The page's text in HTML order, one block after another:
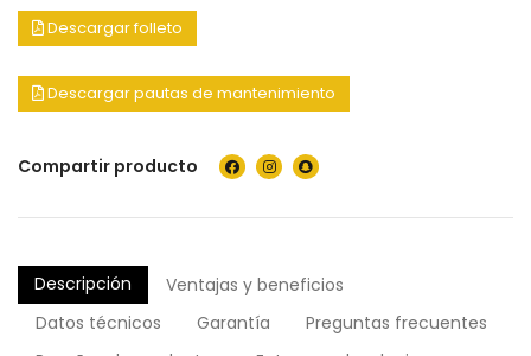
Descargar folleto
Descargar pautas de mantenimiento
Compartir producto
Descripción
Ventajas y beneficios
Datos técnicos
Garantía
Preguntas frecuentes